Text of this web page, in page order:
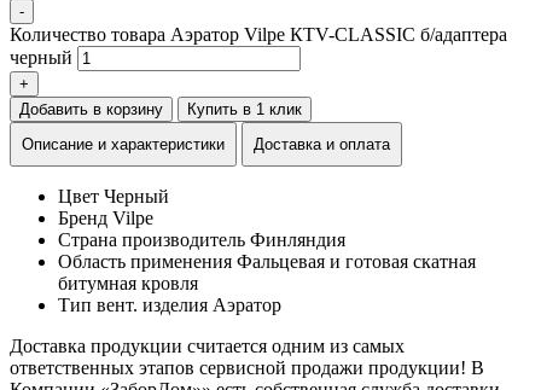
-
Количество товара Аэратор Vilpe КТV-CLASSIC б/адаптера
черный
+
Добавить в корзину
Купить в 1 клик
Описание и характеристики
Доставка и оплата
Цвет Черный
Бренд Vilpe
Страна производитель Финляндия
Область применения Фальцевая и готовая скатная
битумная кровля
Тип вент. изделия Аэратор
Доставка продукции считается одним из самых
ответственных этапов сервисной продажи продукции! В